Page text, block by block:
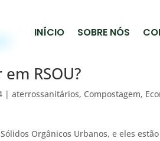
INÍCIO SOBRE NÓS
RSOU?
|aterrossanitários, Compostagem,
Orgânicos Urbanos, e eles